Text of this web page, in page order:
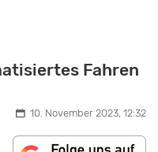
Fahren
10. November 2023, 12:32